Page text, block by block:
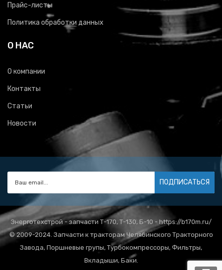
Прайс-листы
Политика обработки данных
О НАС
О компании
Контакты
Статьи
Новости
ПОДПИСАТЬСЯ
Энерготехстрой - запчасти Т-170, Т-130, Б-10 - https://b170m.ru/
© 2009-2024. Запчасти к тракторам Челябинского Тракторного
Завода, Поршневые групы, Турбокомпрессоры, Фильтры,
Вкладыши, Баки.